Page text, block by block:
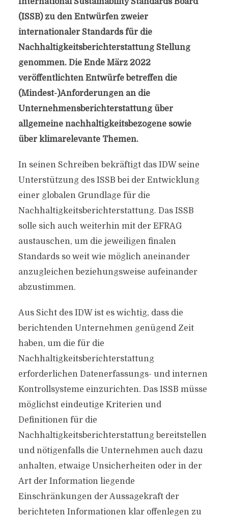
(ISSB) zu den Entwürfen zweier
internationaler Standards für die
Nachhaltigkeitsberichterstattung Stellung
genommen. Die Ende März 2022
veröffentlichten Entwürfe betreffen die
(Mindest-)Anforderungen an die
Unternehmensberichterstattung über
allgemeine nachhaltigkeits­bezogene sowie
über klimarelevante Themen.
In seinen Schreiben bekräftigt das IDW seine
Unterstützung des ISSB bei der Entwicklung
einer globalen Grundlage für die
Nachhaltigkeitsberichterstattung. Das ISSB
solle sich auch weiterhin mit der EFRAG
austauschen, um die jeweiligen finalen
Standards so weit wie möglich aneinander
anzugleichen beziehungsweise aufeinander
abzustimmen.
Aus Sicht des IDW ist es wichtig, dass die
berichtenden Unternehmen genügend Zeit
haben, um die für die
Nachhaltigkeitsberichterstattung
erforderlichen Datenerfassungs- und internen
Kontrollsysteme einzurichten. Das ISSB müsse
möglichst eindeutige Kriterien und
Definitionen für die
Nachhaltigkeitsberichterstattung bereitstellen
und nötigenfalls die Unternehmen auch dazu
anhalten, etwaige Unsicherheiten oder in der
Art der Information liegende
Einschränkungen der Aussagekraft der
berichteten Informationen klar offenlegen zu